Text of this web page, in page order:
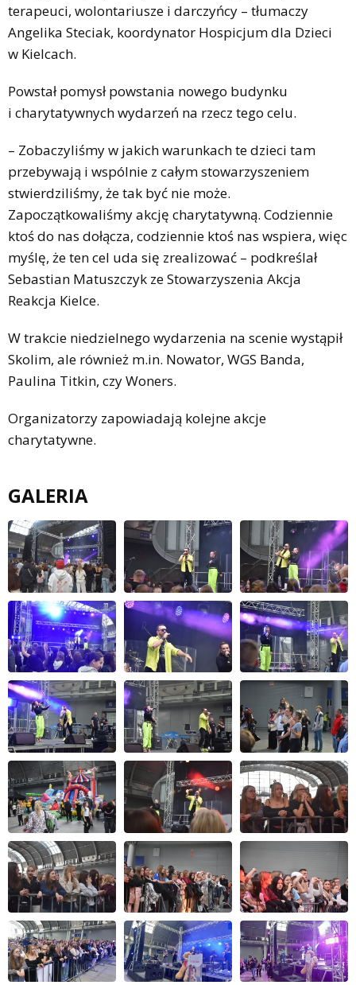
terapeuci, wolontariusze i darczyńcy – tłumaczy
Angelika Steciak, koordynator Hospicjum dla Dzieci
w Kielcach.
Powstał pomysł powstania nowego budynku
i charytatywnych wydarzeń na rzecz tego celu.
– Zobaczyliśmy w jakich warunkach te dzieci tam
przebywają i wspólnie z całym stowarzyszeniem
stwierdziliśmy, że tak być nie może.
Zapoczątkowaliśmy akcję charytatywną. Codziennie
ktoś do nas dołącza, codziennie ktoś nas wspiera, więc
myślę, że ten cel uda się zrealizować – podkreślał
Sebastian Matuszczyk ze Stowarzyszenia Akcja
Reakcja Kielce.
W trakcie niedzielnego wydarzenia na scenie wystąpił
Skolim, ale również m.in. Nowator, WGS Banda,
Paulina Titkin, czy Woners.
Organizatorzy zapowiadają kolejne akcje
charytatywne.
GALERIA